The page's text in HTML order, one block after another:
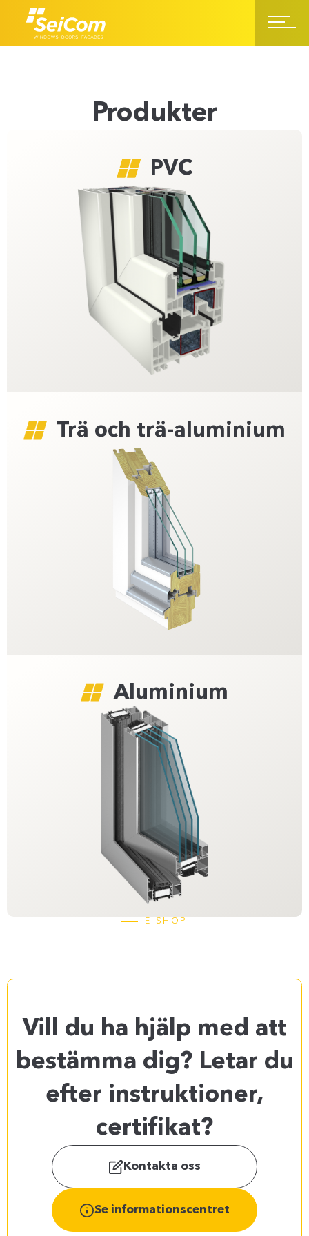
Produkter
PVC
Trä och trä-aluminium
Aluminium
E-SHOP
Vill du ha hjälp med att
bestämma dig? Letar du
efter instruktioner,
certifikat?
Kontakta oss
Se informationscentret